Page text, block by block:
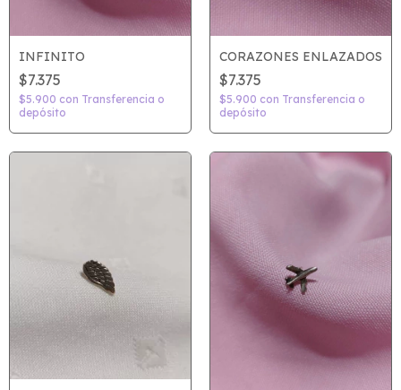
INFINITO
$7.375
$5.900 con Transferencia o
depósito
CORAZONES ENLAZADOS
$7.375
$5.900 con Transferencia o
depósito